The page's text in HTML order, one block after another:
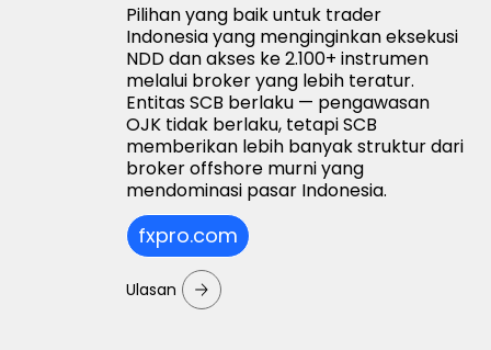
Pilihan yang baik untuk trader
Indonesia yang menginginkan eksekusi
NDD dan akses ke 2.100+ instrumen
melalui broker yang lebih teratur.
Entitas SCB berlaku — pengawasan
OJK tidak berlaku, tetapi SCB
memberikan lebih banyak struktur dari
broker offshore murni yang
mendominasi pasar Indonesia.
fxpro.com
Ulasan